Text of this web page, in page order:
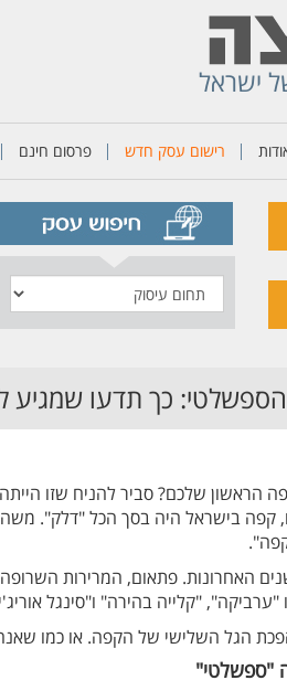
ישראל
רישום עסק חדש פרסום חינם
עיסוק
כך תדעו שמגיע
הראשון שלכם? סביר להניח שזו
בישראל היה בסך הכל "דלק".
האחרונות. פתאום, המרירות
"קלייה בהירה" ו"סינגל
הגל השלישי של הקפה. או כמו
"ספשלטי"